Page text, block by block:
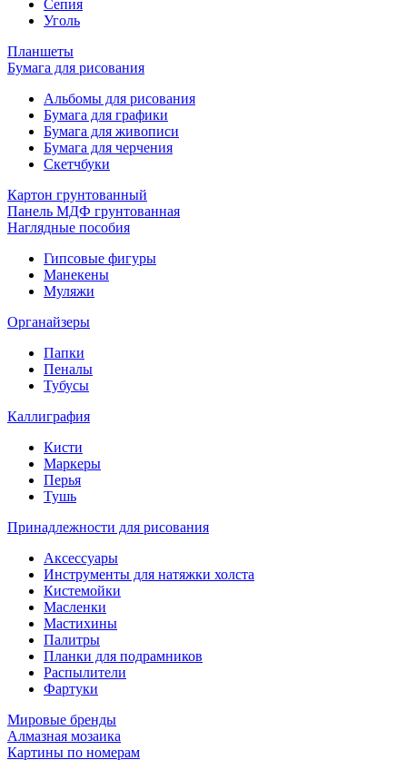
Сепия
Уголь
Планшеты
Бумага для рисования
Альбомы для рисования
Бумага для графики
Бумага для живописи
Бумага для черчения
Скетчбуки
Картон грунтованный
Панель МДФ грунтованная
Наглядные пособия
Гипсовые фигуры
Манекены
Муляжи
Органайзеры
Папки
Пеналы
Тубусы
Каллиграфия
Кисти
Маркеры
Перья
Тушь
Принадлежности для рисования
Аксессуары
Инструменты для натяжки холста
Кистемойки
Масленки
Мастихины
Палитры
Планки для подрамников
Распылители
Фартуки
Мировые бренды
Алмазная мозаика
Картины по номерам